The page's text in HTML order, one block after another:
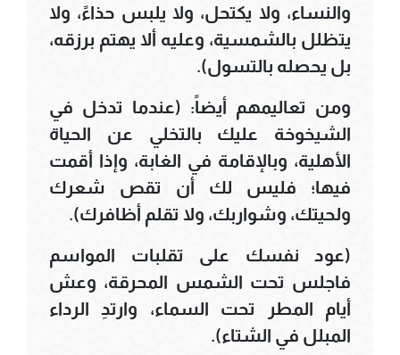
والنساء، ولا يكتحل، ولا يلبس حذاءً، ولا
يتظلل بالشمسية، وعليه ألا يهتم برزقه،
بل يحصله بالتسول).
ومن تعاليمهم أيضاً: (عندما تدخل في
الشيخوخة عليك بالتخلي عن الحياة
الأهلية، وبالإقامة في الغابة، وإذا أقمت
فيها؛ فليس لك أن تقص شعرك
ولحيتك، وشواربك، ولا تقلم أظافرك).
(عود نفسك على تقلبات المواسم
فاجلس تحت الشمس المحرقة، وعش
أيام المطر تحت السماء، وارتدِ الرداء
المبلل في الشتاء).